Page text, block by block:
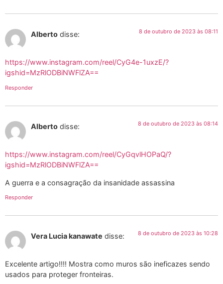
Alberto disse: 8 de outubro de 2023 às 08:11
https://www.instagram.com/reel/CyG4e-1uxzE/?
igshid=MzRlODBiNWFlZA==
Responder
Alberto disse: 8 de outubro de 2023 às 08:14
https://www.instagram.com/reel/CyGqvlHOPaQ/?
igshid=MzRlODBiNWFlZA==
A guerra e a consagração da insanidade assassina
Responder
Vera Lucia kanawate disse: 8 de outubro de 2023 às 10:28
Excelente artigo!!!! Mostra como muros são ineficazes sendo
usados para proteger fronteiras.